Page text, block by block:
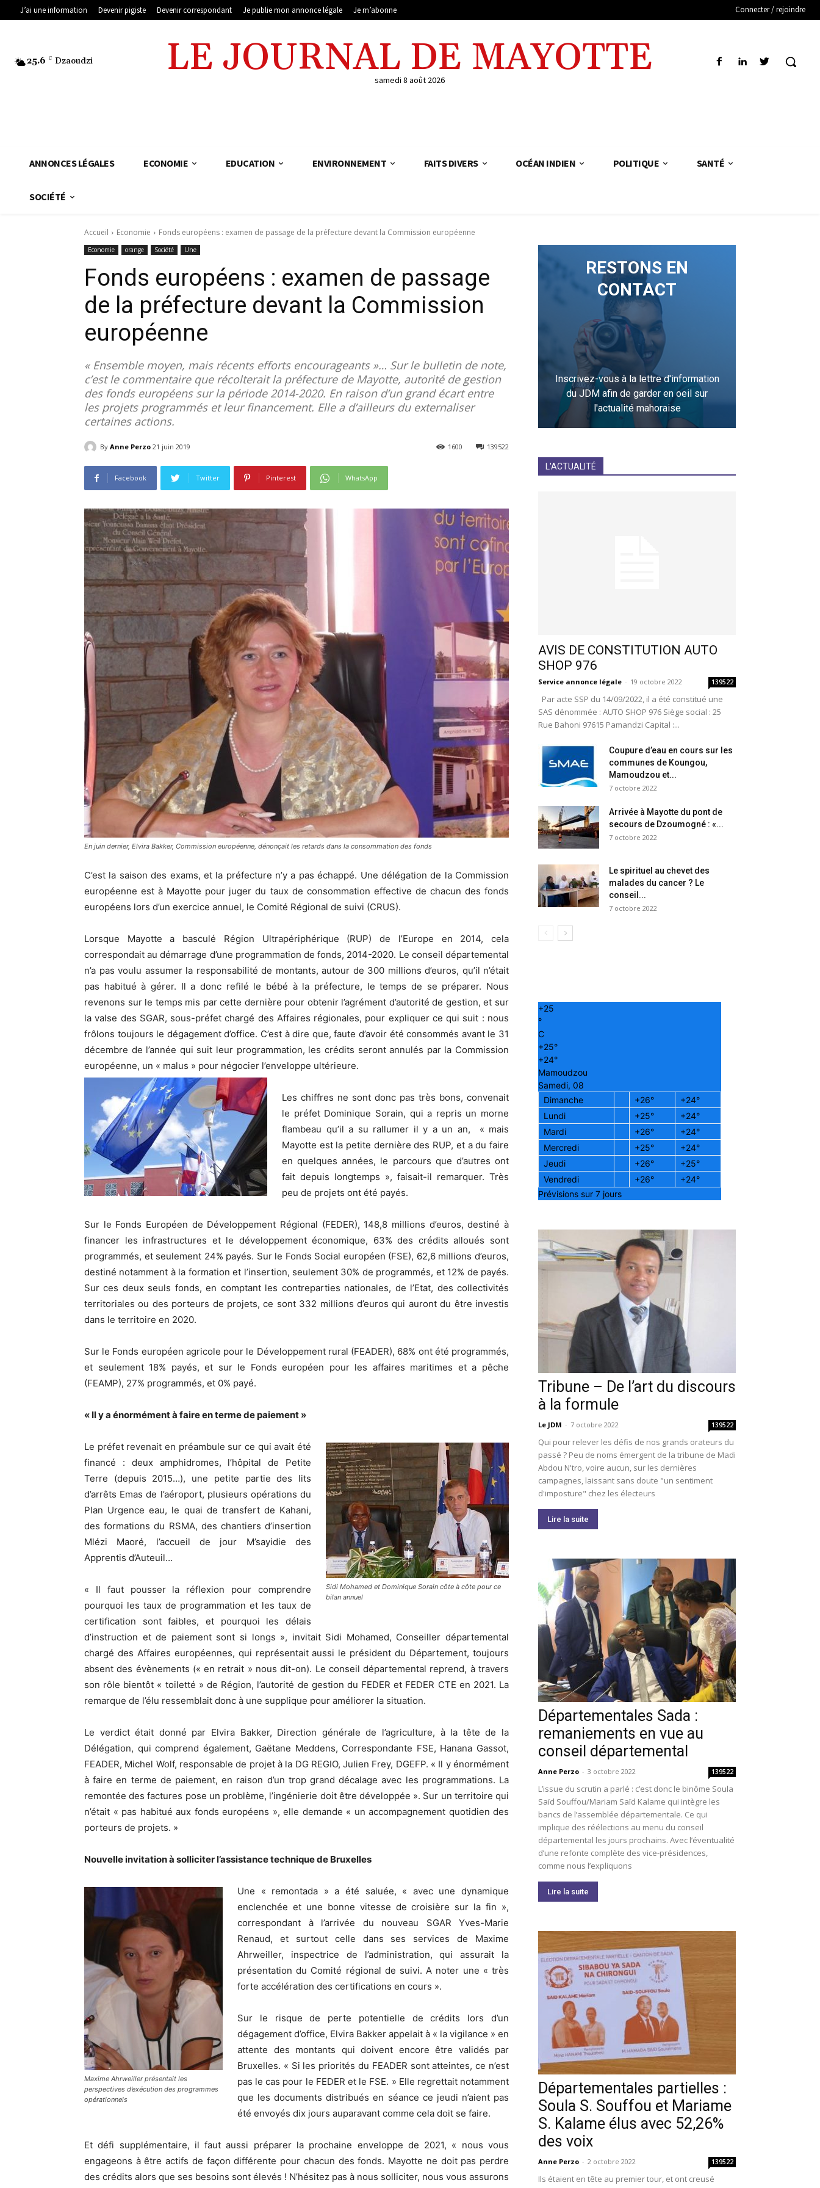
J’ai une information Devenir pigiste Devenir correspondant Je publie mon annonce légale Je m’abonne Connecter / rejoindre
25.6 C Dzaoudzi LE JOURNAL DE MAYOTTE
samedi 8 août 2026
ANNONCES LÉGALES ECONOMIE EDUCATION ENVIRONNEMENT FAITS DIVERS OCÉAN INDIEN POLITIQUE SANTÉ
SOCIÉTÉ
Accueil Economie Fonds européens : examen de passage de la préfecture devant la Commission européenne
Economie orange Société Une
Fonds européens : examen de passage
de la préfecture devant la Commission
européenne
« Ensemble moyen, mais récents efforts encourageants »… Sur le bulletin de note,
c’est le commentaire que récolterait la préfecture de Mayotte, autorité de gestion
des fonds européens sur la période 2014-2020. En raison d’un grand écart entre
les projets programmés et leur financement. Elle a d’ailleurs du externaliser
certaines actions.
By Anne Perzo 21 juin 2019 139522
1600
Facebook Twitter Pinterest WhatsApp
En juin dernier, Elvira Bakker, Commission européenne, dénonçait les retards dans la consommation des fonds
C’est la saison des exams, et la préfecture n’y a pas échappé. Une délégation de la Commission
européenne est à Mayotte pour juger du taux de consommation effective de chacun des fonds
européens lors d’un exercice annuel, le Comité Régional de suivi (CRUS).
Lorsque Mayotte a basculé Région Ultrapériphérique (RUP) de l’Europe en 2014, cela
correspondait au démarrage d’une programmation de fonds, 2014-2020. Le conseil départemental
n’a pas voulu assumer la responsabilité de montants, autour de 300 millions d’euros, qu’il n’était
pas habitué à gérer. Il a donc refilé le bébé à la préfecture, le temps de se préparer. Nous
revenons sur le temps mis par cette dernière pour obtenir l’agrément d’autorité de gestion, et sur
la valse des SGAR, sous-préfet chargé des Affaires régionales, pour expliquer ce qui suit : nous
frôlons toujours le dégagement d’office. C’est à dire que, faute d’avoir été consommés avant le 31
décembre de l’année qui suit leur programmation, les crédits seront annulés par la Commission
européenne, un « malus » pour négocier l’enveloppe ultérieure.
Les chiffres ne sont donc pas très bons, convenait
le préfet Dominique Sorain, qui a repris un morne
flambeau qu’il a su rallumer il y a un an, « mais
Mayotte est la petite dernière des RUP, et a du faire
en quelques années, le parcours que d’autres ont
fait depuis longtemps », faisait-il remarquer. Très
peu de projets ont été payés.
Sur le Fonds Européen de Développement Régional (FEDER), 148,8 millions d’euros, destiné à
financer les infrastructures et le développement économique, 63% des crédits alloués sont
programmés, et seulement 24% payés. Sur le Fonds Social européen (FSE), 62,6 millions d’euros,
destiné notamment à la formation et l’insertion, seulement 30% de programmés, et 12% de payés.
Sur ces deux seuls fonds, en comptant les contreparties nationales, de l’Etat, des collectivités
territoriales ou des porteurs de projets, ce sont 332 millions d’euros qui auront du être investis
dans le territoire en 2020.
Sur le Fonds européen agricole pour le Développement rural (FEADER), 68% ont été programmés,
et seulement 18% payés, et sur le Fonds européen pour les affaires maritimes et a pêche
(FEAMP), 27% programmés, et 0% payé.
« Il y a énormément à faire en terme de paiement »
Sidi Mohamed et Dominique Sorain côte à côte pour ce
bilan annuel
Le préfet revenait en préambule sur ce qui avait été
financé : deux amphidromes, l’hôpital de Petite
Terre (depuis 2015…), une petite partie des lits
d’arrêts Emas de l’aéroport, plusieurs opérations du
Plan Urgence eau, le quai de transfert de Kahani,
des formations du RSMA, des chantiers d’insertion
Mlézi Maoré, l’accueil de jour M’sayidie des
Apprentis d’Auteuil…
« Il faut pousser la réflexion pour comprendre
pourquoi les taux de programmation et les taux de
certification sont faibles, et pourquoi les délais
d’instruction et de paiement sont si longs », invitait Sidi Mohamed, Conseiller départemental
chargé des Affaires européennes, qui représentait aussi le président du Département, toujours
absent des évènements (« en retrait » nous dit-on). Le conseil départemental reprend, à travers
son rôle bientôt « toiletté » de Région, l’autorité de gestion du FEDER et FEDER CTE en 2021. La
remarque de l’élu ressemblait donc à une supplique pour améliorer la situation.
Le verdict était donné par Elvira Bakker, Direction générale de l’agriculture, à la tête de la
Délégation, qui comprend également, Gaëtane Meddens, Correspondante FSE, Hanana Gassot,
FEADER, Michel Wolf, responsable de projet à la DG REGIO, Julien Frey, DGEFP. « Il y énormément
à faire en terme de paiement, en raison d’un trop grand décalage avec les programmations. La
remontée des factures pose un problème, l’ingénierie doit être développée ». Sur un territoire qui
n’était « pas habitué aux fonds européens », elle demande « un accompagnement quotidien des
porteurs de projets. »
Nouvelle invitation à solliciter l’assistance technique de Bruxelles
Maxime Ahrweiller présentait les
perspectives d’exécution des programmes
opérationnels
Une « remontada » a été saluée, « avec une dynamique
enclenchée et une bonne vitesse de croisière sur la fin »,
correspondant à l’arrivée du nouveau SGAR Yves-Marie
Renaud, et surtout celle dans ses services de Maxime
Ahrweiller, inspectrice de l’administration, qui assurait la
présentation du Comité régional de suivi. A noter une « très
forte accélération des certifications en cours ».
Sur le risque de perte potentielle de crédits lors d’un
dégagement d’office, Elvira Bakker appelait à « la vigilance » en
attente des montants qui doivent encore être validés par
Bruxelles. « Si les priorités du FEADER sont atteintes, ce n’est
pas le cas pour le FEDER et le FSE. » Elle regrettait notamment
que les documents distribués en séance ce jeudi n’aient pas
été envoyés dix jours auparavant comme cela doit se faire.
Et défi supplémentaire, il faut aussi préparer la prochaine enveloppe de 2021, « nous vous
engageons à être actifs de façon différente pour chacun des fonds. Mayotte ne doit pas perdre
des crédits alors que ses besoins sont élevés ! N’hésitez pas à nous solliciter, nous vous assurons
RESTONS EN
CONTACT
Inscrivez-vous à la lettre d'information
du JDM afin de garder en oeil sur
l'actualité mahoraise
L'ACTUALITÉ
AVIS DE CONSTITUTION AUTO
SHOP 976
Service annonce légale - 19 octobre 2022 139522
Par acte SSP du 14/09/2022, il a été constitué une
SAS dénommée : AUTO SHOP 976 Siège social : 25
Rue Bahoni 97615 Pamandzi Capital :...
Coupure d’eau en cours sur les
communes de Koungou,
Mamoudzou et...
7 octobre 2022
Arrivée à Mayotte du pont de
secours de Dzoumogné : «...
7 octobre 2022
Le spirituel au chevet des
malades du cancer ? Le
conseil...
7 octobre 2022
+25
°
C
+25°
+24°
Mamoudzou
Samedi, 08
Dimanche
+26° +24°
Lundi
+25° +24°
Mardi
+26° +24°
Mercredi
+25° +24°
Jeudi
+26° +25°
Vendredi
+26° +24°
Prévisions sur 7 jours
Tribune – De l’art du discours
à la formule
Le JDM - 7 octobre 2022 139522
Qui pour relever les défis de nos grands orateurs du
passé ? Peu de noms émergent de la tribune de Madi
Abdou N'tro, voire aucun, sur les dernières
campagnes, laissant sans doute "un sentiment
d'imposture" chez les électeurs
Lire la suite
Départementales Sada :
remaniements en vue au
conseil départemental
Anne Perzo - 3 octobre 2022 139522
L’issue du scrutin a parlé : c’est donc le binôme Soula
Saïd Souffou/Mariam Saïd Kalame qui intègre les
bancs de l’assemblée départementale. Ce qui
implique des réélections au menu du conseil
départemental les jours prochains. Avec l’éventualité
d’une refonte complète des vice-présidences,
comme nous l’expliquons
Lire la suite
Départementales partielles :
Soula S. Souffou et Mariame
S. Kalame élus avec 52,26%
des voix
Anne Perzo - 2 octobre 2022 139522
Ils étaient en tête au premier tour, et ont creusé